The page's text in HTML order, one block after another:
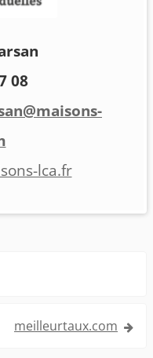
08
lca.fr
meilleurtaux.com